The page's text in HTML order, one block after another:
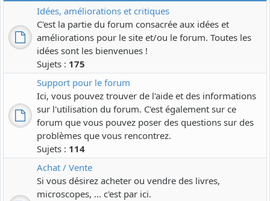
Idées, améliorations et critiques
C'est la partie du forum consacrée aux idées et
améliorations pour le site et/ou le forum. Toutes les
idées sont les bienvenues !
Sujets : 175
Support pour le forum
Ici, vous pouvez trouver de l'aide et des informations
sur l'utilisation du forum. C'est également sur ce
forum que vous pouvez poser des questions sur des
problèmes que vous rencontrez.
Sujets : 114
Achat / Vente
Si vous désirez acheter ou vendre des livres,
microscopes, ... c'est par ici.